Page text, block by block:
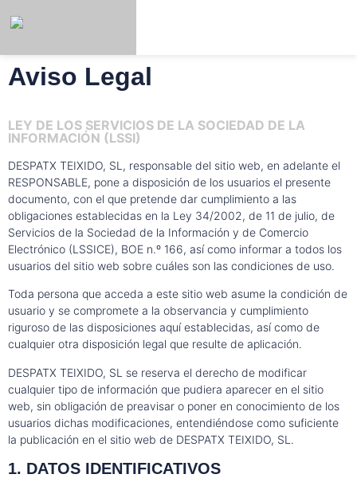
Registrar
Aviso Legal
LEY DE LOS SERVICIOS DE LA SOCIEDAD DE LA
INFORMACIÓN (LSSI)
DESPATX TEIXIDO, SL, responsable del sitio web, en adelante el
RESPONSABLE, pone a disposición de los usuarios el presente
documento, con el que pretende dar cumplimiento a las
obligaciones establecidas en la Ley 34/2002, de 11 de julio, de
Servicios de la Sociedad de la Información y de Comercio
Electrónico (LSSICE), BOE n.º 166, así como informar a todos los
usuarios del sitio web sobre cuáles son las condiciones de uso.
Toda persona que acceda a este sitio web asume la condición de
usuario y se compromete a la observancia y cumplimiento
riguroso de las disposiciones aquí establecidas, así como de
cualquier otra disposición legal que resulte de aplicación.
DESPATX TEIXIDO, SL se reserva el derecho de modificar
cualquier tipo de información que pudiera aparecer en el sitio
web, sin obligación de preavisar o poner en conocimiento de los
usuarios dichas modificaciones, entendiéndose como suficiente
la publicación en el sitio web de DESPATX TEIXIDO, SL.
1. DATOS IDENTIFICATIVOS